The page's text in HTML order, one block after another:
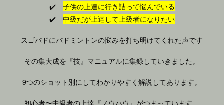
✔️ 子供の上達に行き詰って悩んでいる
✔️ 中級だが上達して上級者になりたい
スゴバドにバドミントンの悩みを打ち明けてくれた声です
その集大成を『技』マニュアルに集録していきました。
9つのショット別にしてわかりやすく解説してあります。
初心者〜中級者の上達『ノウハウ』がつまっています。